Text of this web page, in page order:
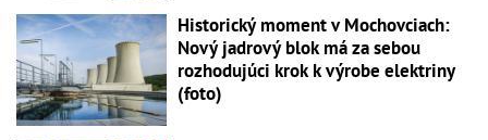
Historický moment v Mochovciach:
Nový jadrový blok má za sebou
rozhodujúci krok k výrobe elektriny
(foto)